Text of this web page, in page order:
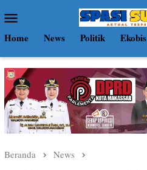
ke
kontenMobile
Home News Politik Ekobis
Beranda News